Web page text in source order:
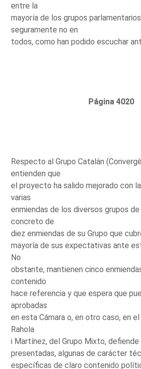
entre la
mayoría de los grupos
seguramente no en
todos, como han podido escuchar
Página 4020
Respecto al Grupo Catalán
entienden que
el proyecto ha salido mejorado con
varias
enmiendas de los diversos grupos de
concreto de
diez enmiendas de su Grupo que
mayoría de sus expectativas ante
No
obstante, mantienen cinco
contenido
hace referencia y que espera que
aprobadas
en esta Cámara o, en otro caso, en
Rahola
i Martínez, del Grupo Mixto, defiende
presentadas, algunas de carácter
específicas de claro contenido